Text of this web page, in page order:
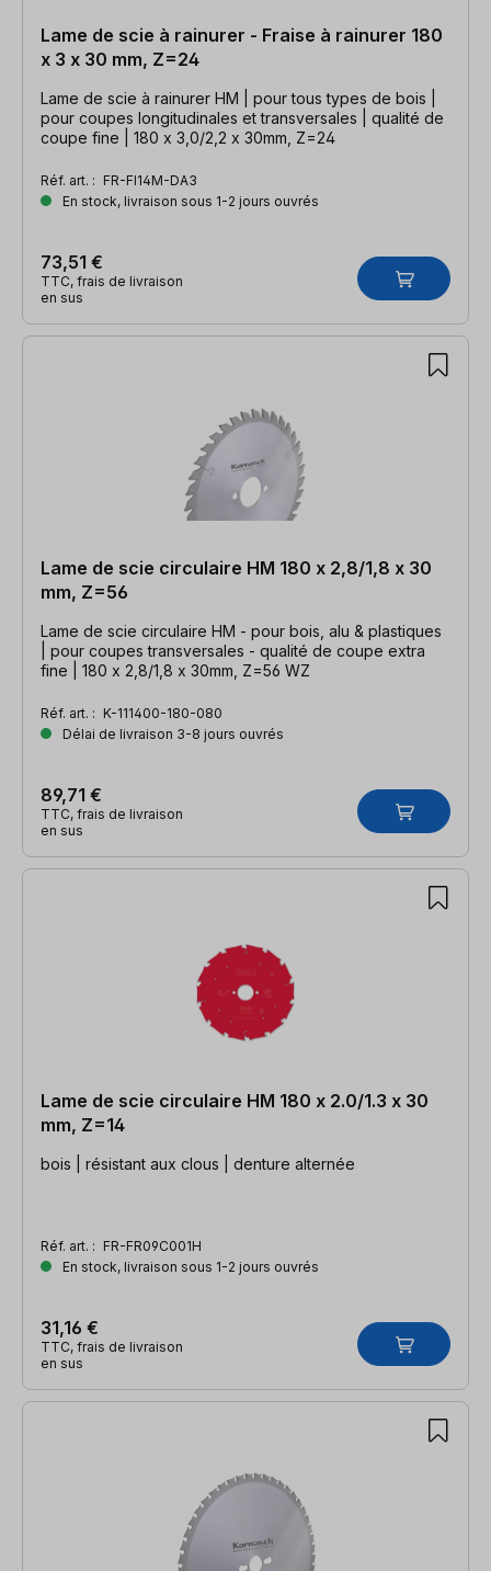
Lame de scie à rainurer - Fraise à rainurer 180
x 3 x 30 mm, Z=24
Lame de scie à rainurer HM | pour tous types de bois |
pour coupes longitudinales et transversales | qualité de
coupe fine | 180 x 3,0/2,2 x 30mm, Z=24
Réf. art. : FR-FI14M-DA3
En stock, livraison sous 1-2 jours ouvrés
73,51 €
TTC, frais de livraison
en sus
Lame de scie circulaire HM 180 x 2,8/1,8 x 30
mm, Z=56
Lame de scie circulaire HM - pour bois, alu & plastiques
| pour coupes transversales - qualité de coupe extra
fine | 180 x 2,8/1,8 x 30mm, Z=56 WZ
Réf. art. : K-111400-180-080
Délai de livraison 3-8 jours ouvrés
89,71 €
TTC, frais de livraison
en sus
Lame de scie circulaire HM 180 x 2.0/1.3 x 30
mm, Z=14
bois | résistant aux clous | denture alternée
Réf. art. : FR-FR09C001H
En stock, livraison sous 1-2 jours ouvrés
31,16 €
TTC, frais de livraison
en sus